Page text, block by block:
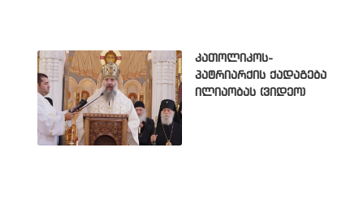
კათოლიკოს-
პატრიარქის ქადაგება
ილიაობას (ვიდეო)